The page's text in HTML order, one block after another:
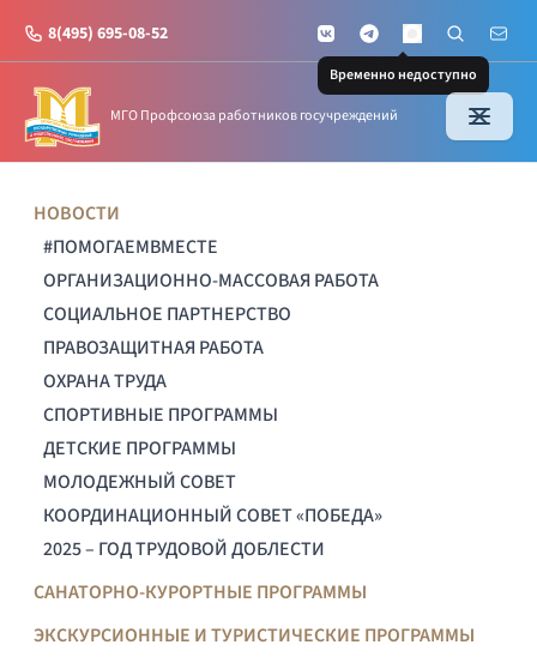
8(495) 695-08-52 VKontakteTelegramMAX
Временно недоступно
Поиск по
Почта
МГО Профсоюза работников госучреждений
НОВОСТИ
#ПОМОГАЕМВМЕСТЕ
ОРГАНИЗАЦИОННО-МАССОВАЯ РАБОТА
СОЦИАЛЬНОЕ ПАРТНЕРСТВО
ПРАВОЗАЩИТНАЯ РАБОТА
ОХРАНА ТРУДА
СПОРТИВНЫЕ ПРОГРАММЫ
ДЕТСКИЕ ПРОГРАММЫ
МОЛОДЕЖНЫЙ СОВЕТ
КООРДИНАЦИОННЫЙ СОВЕТ «ПОБЕДА»
2025 – ГОД ТРУДОВОЙ ДОБЛЕСТИ
САНАТОРНО-КУРОРТНЫЕ ПРОГРАММЫ
ЭКСКУРСИОННЫЕ И ТУРИСТИЧЕСКИЕ ПРОГРАММЫ